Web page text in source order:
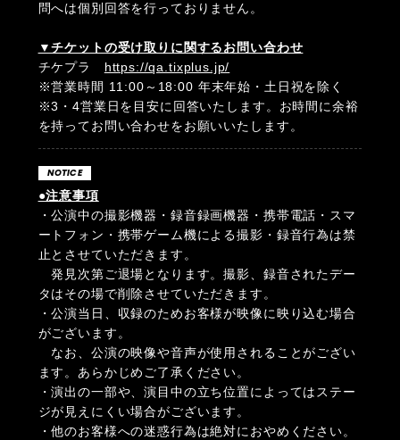
問へは個別回答を行っておりません。
▼チケットの受け取りに関するお問い合わせ
チケプラ https://qa.tixplus.jp/
※営業時間 11:00～18:00 年末年始・土日祝を除く
※3・4営業日を目安に回答いたします。お時間に余裕
を持ってお問い合わせをお願いいたします。
NOTICE
●注意事項
・公演中の撮影機器・録⾳録画機器・携帯電話・スマ
ートフォン・携帯ゲーム機による撮影・録⾳⾏為は禁
⽌とさせていただきます。
発⾒次第ご退場となります。撮影、録⾳されたデー
タはその場で削除させていただきます。
・公演当⽇、収録のためお客様が映像に映り込む場合
がございます。
なお、公演の映像や⾳声が使⽤されることがござい
ます。あらかじめご了承ください。
・演出の⼀部や、演⽬中の⽴ち位置によってはステー
ジが⾒えにくい場合がございます。
・他のお客様への迷惑⾏為は絶対におやめください。